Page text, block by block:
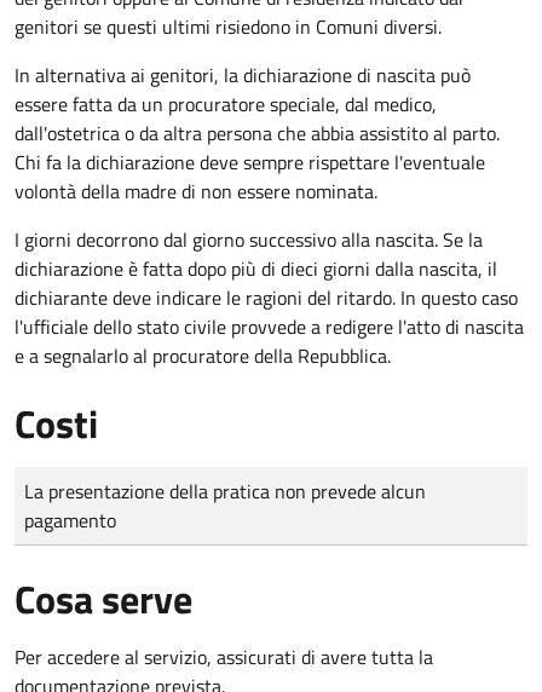
genitori se questi ultimi risiedono in Comuni diversi.
In alternativa ai genitori, la dichiarazione di nascita può
essere fatta da un procuratore speciale, dal medico,
dall'ostetrica o da altra persona che abbia assistito al parto.
Chi fa la dichiarazione deve sempre rispettare l'eventuale
volontà della madre di non essere nominata.
I giorni decorrono dal giorno successivo alla nascita. Se la
dichiarazione è fatta dopo più di dieci giorni dalla nascita, il
dichiarante deve indicare le ragioni del ritardo. In questo caso
l'ufficiale dello stato civile provvede a redigere l'atto di nascita
e a segnalarlo al procuratore della Repubblica.
Costi
Tipo di pagamento
Importo
La presentazione della pratica non prevede alcun
pagamento
Cosa serve
Per accedere al servizio, assicurati di avere tutta la
documentazione prevista.